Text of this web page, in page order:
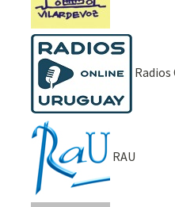
RAU